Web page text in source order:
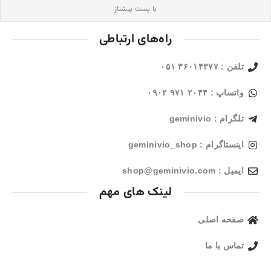
با پست پیشتاز
راه‌های ارتباطی
تلفن : ۳۶۰۱۴۳۷۷ ۰۵۱
واتساپ : ۲۰۴۴ ۹۷۱ ۰۹۰۲
تلگرام : geminivio
اینستاگرام : geminivio_shop
ایمیل : shop@geminivio.com​
لینک های مهم
صفحه اصلی
تماس با ما